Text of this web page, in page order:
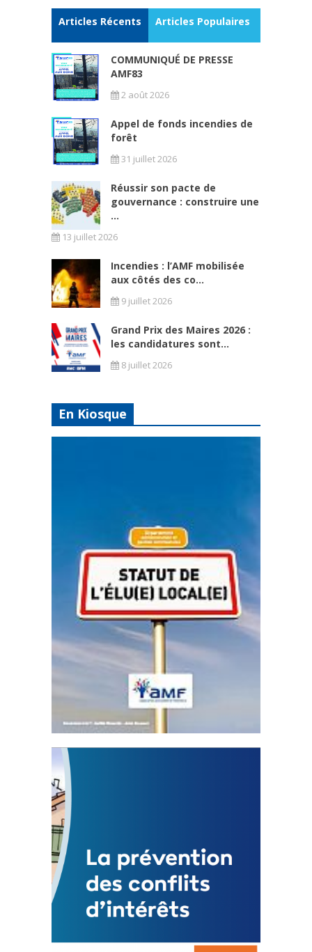
Articles Récents Articles Populaires
COMMUNIQUÉ DE PRESSE
AMF83
2 août 2026
Appel de fonds incendies de
forêt
31 juillet 2026
Réussir son pacte de
gouvernance : construire une
...
13 juillet 2026
Incendies : l’AMF mobilisée
aux côtés des co...
9 juillet 2026
Grand Prix des Maires 2026 :
les candidatures sont...
8 juillet 2026
En Kiosque
Statut de l’élu local
3 avril 2024
Mise à jour avril 2024
FEUILLETER